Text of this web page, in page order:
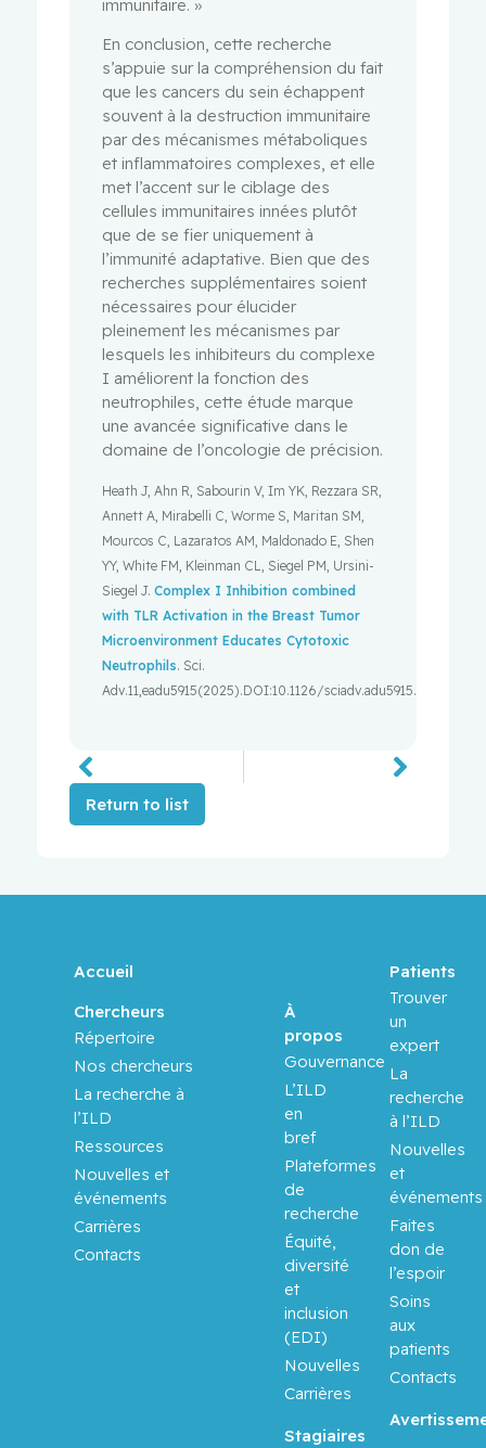
immunitaire. »
En conclusion, cette recherche
s’appuie sur la compréhension du fait
que les cancers du sein échappent
souvent à la destruction immunitaire
par des mécanismes métaboliques
et inflammatoires complexes, et elle
met l’accent sur le ciblage des
cellules immunitaires innées plutôt
que de se fier uniquement à
l’immunité adaptative. Bien que des
recherches supplémentaires soient
nécessaires pour élucider
pleinement les mécanismes par
lesquels les inhibiteurs du complexe
I améliorent la fonction des
neutrophiles, cette étude marque
une avancée significative dans le
domaine de l’oncologie de précision.
Heath J, Ahn R, Sabourin V, Im YK, Rezzara SR,
Annett A, Mirabelli C, Worme S, Maritan SM,
Mourcos C, Lazaratos AM, Maldonado E, Shen
YY, White FM, Kleinman CL, Siegel PM, Ursini-
Siegel J.Complex I Inhibition combined
with TLR Activation in the Breast Tumor
Microenvironment Educates Cytotoxic
Neutrophils. Sci.
Adv.11,eadu5915(2025).DOI:10.1126/sciadv.adu5915.
Return to list
Accueil
Chercheurs
Répertoire
Nos chercheurs
La recherche à
l’ILD
Ressources
Nouvelles et
événements
Carrières
Contacts
Stagiaires
À
propos
Gouvernance
L’ILD
en
bref
Plateformes
de
recherche
Équité,
diversité
et
inclusion
(EDI)
Nouvelles
Carrières
Patients
Trouver
un
expert
La
recherche
à l’ILD
Nouvelles
et
événements
Faites
don de
l’espoir
Soins
aux
patients
Contacts